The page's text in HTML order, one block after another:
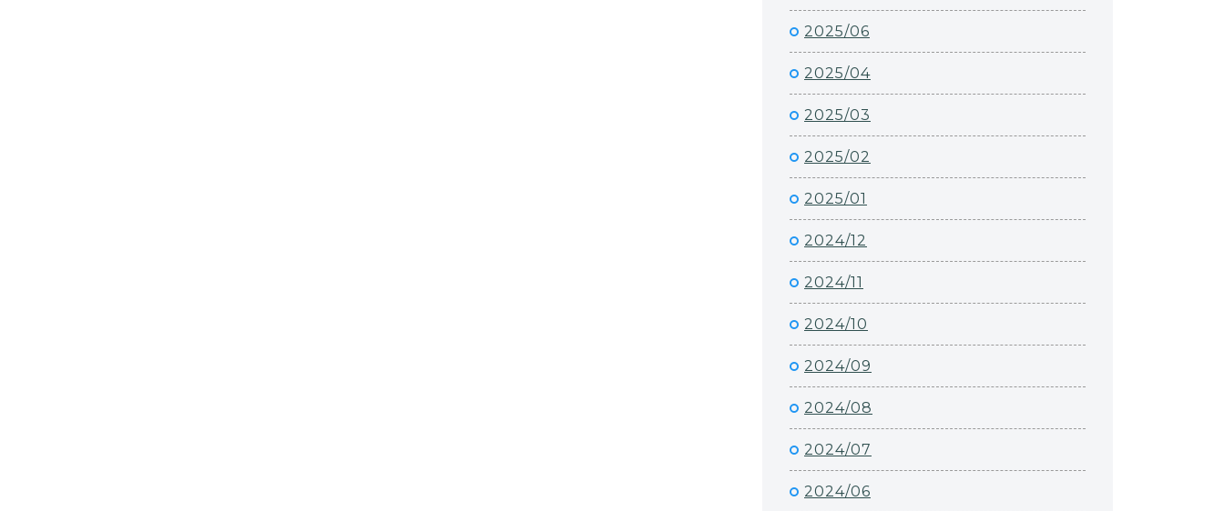
2025/06
2025/04
2025/03
2025/02
2025/01
2024/12
2024/11
2024/10
2024/09
2024/08
2024/07
2024/06